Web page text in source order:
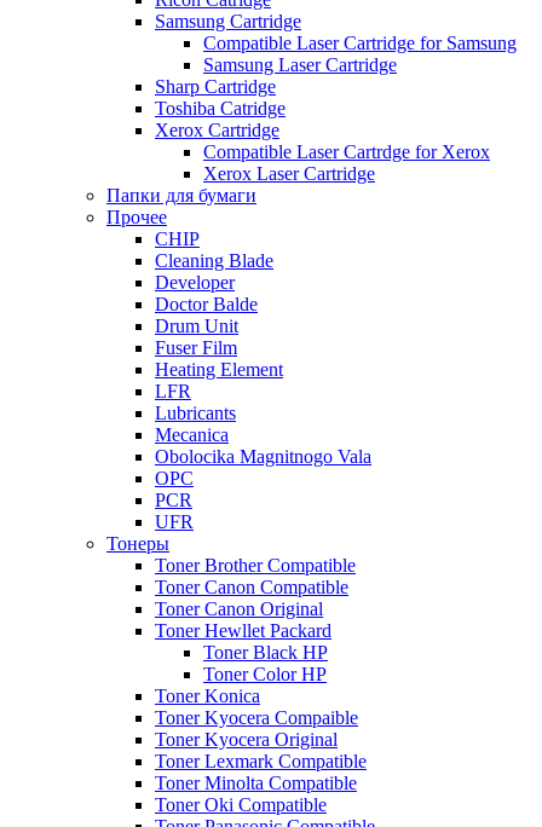
Samsung Cartridge
Compatible Laser Cartridge for Samsung
Samsung Laser Cartridge
Sharp Cartridge
Toshiba Catridge
Xerox Cartridge
Compatible Laser Cartrdge for Xerox
Xerox Laser Cartridge
Папки для бумаги
Прочее
CHIP
Cleaning Blade
Developer
Doctor Balde
Drum Unit
Fuser Film
Heating Element
LFR
Lubricants
Mecanica
Obolocika Magnitnogo Vala
OPC
PCR
UFR
Тонеры
Toner Brother Compatible
Toner Canon Compatible
Toner Canon Original
Toner Hewllet Packard
Toner Black HP
Toner Color HP
Toner Konica
Toner Kyocera Compaible
Toner Kyocera Original
Toner Lexmark Compatible
Toner Minolta Compatible
Toner Oki Compatible